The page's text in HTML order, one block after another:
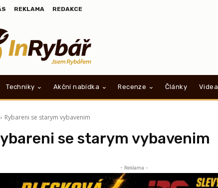
REKLAMA REDAKCE
Techniky Akční nabídka Recenze Články Videa
Rybareni se starym vybavenim
se starym vybavenim
- Reklama -